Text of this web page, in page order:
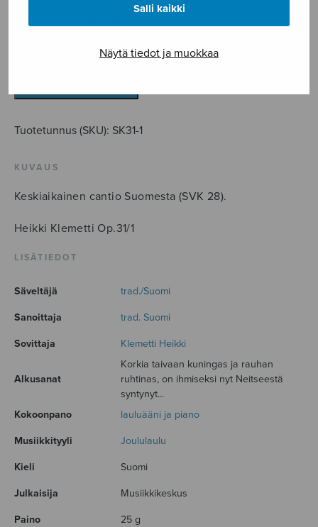
Salli kaikki
Näytä tiedot ja muokkaa
määrä
Tuotetunnus (SKU): SK31-1
KUVAUS
Keskiaikainen cantio Suomesta (SVK 28).
Heikki Klemetti Op.31/1
LISÄTIEDOT
Säveltäjä trad./Suomi
Sanoittaja trad. Suomi
Sovittaja Klemetti Heikki
Alkusanat
Korkia taivaan kuningas ja rauhan
ruhtinas, on ihmiseksi nyt Neitseestä
syntynyt...
Kokoonpano
lauluääni ja piano
Musiikkityyli Joululaulu
Kieli Suomi
Julkaisija Musiikkikeskus
Paino 25 g